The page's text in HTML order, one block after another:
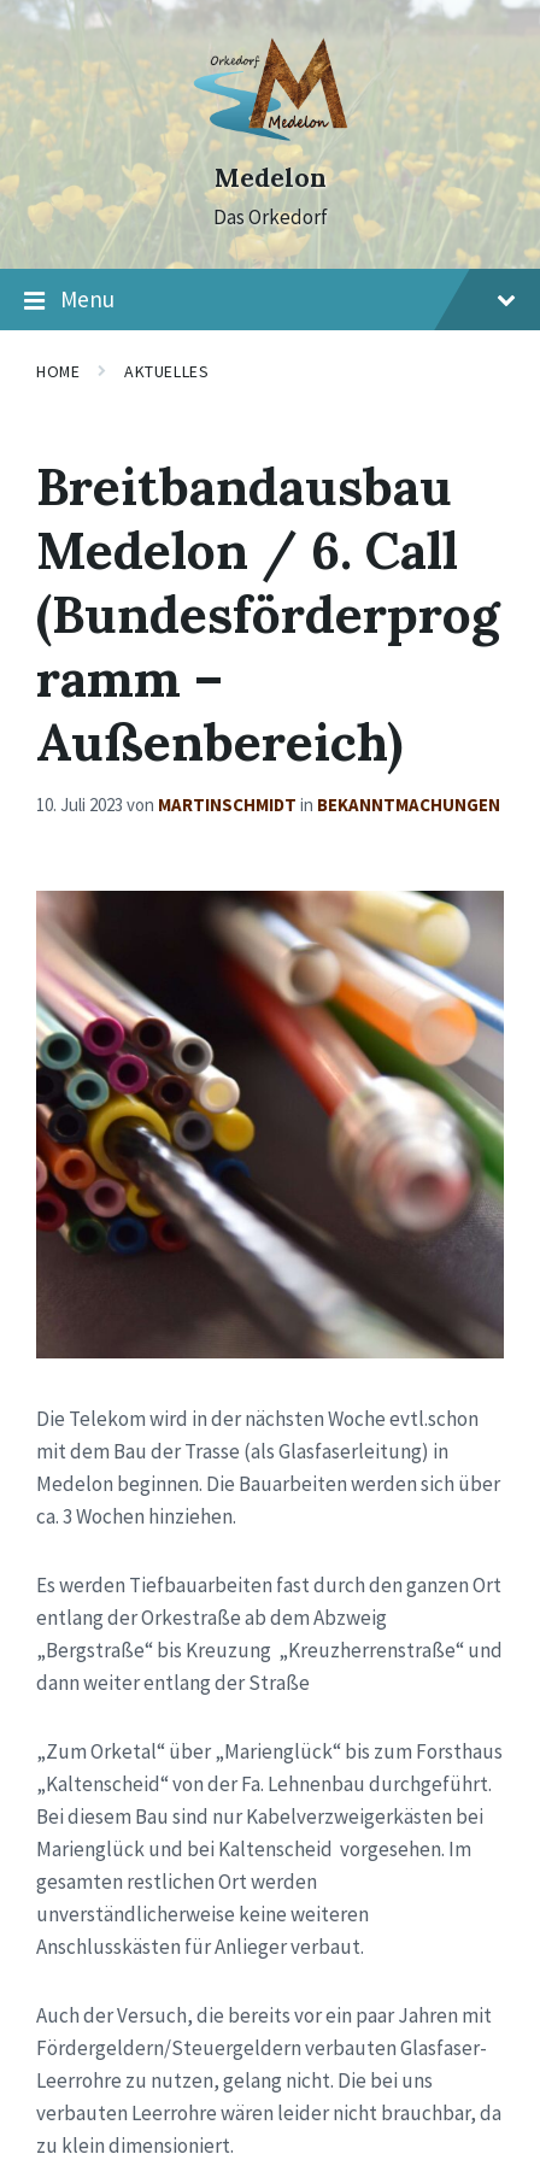
Skip
content
Skip
navigation
Skip
Medelon
Das Orkedorf
Menu
HOME AKTUELLES
Breitbandausbau
Medelon / 6. Call
(Bundesförderprog
ramm –
Außenbereich)
10. Juli 2023 von MARTINSCHMIDT in BEKANNTMACHUNGEN
Die Telekom wird in der nächsten Woche evtl.schon
mit dem Bau der Trasse (als Glasfaserleitung) in
Medelon beginnen. Die Bauarbeiten werden sich über
ca. 3 Wochen hinziehen.
Es werden Tiefbauarbeiten fast durch den ganzen Ort
entlang der Orkestraße ab dem Abzweig
„Bergstraße“ bis Kreuzung „Kreuzherrenstraße“ und
dann weiter entlang der Straße
„Zum Orketal“ über „Marienglück“ bis zum Forsthaus
„Kaltenscheid“ von der Fa. Lehnenbau durchgeführt.
Bei diesem Bau sind nur Kabelverzweigerkästen bei
Marienglück und bei Kaltenscheid vorgesehen. Im
gesamten restlichen Ort werden
unverständlicherweise keine weiteren
Anschlusskästen für Anlieger verbaut.
Auch der Versuch, die bereits vor ein paar Jahren mit
Fördergeldern/Steuergeldern verbauten Glasfaser-
Leerrohre zu nutzen, gelang nicht. Die bei uns
verbauten Leerrohre wären leider nicht brauchbar, da
zu klein dimensioniert.